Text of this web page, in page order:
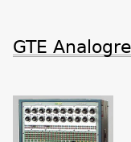
GTE